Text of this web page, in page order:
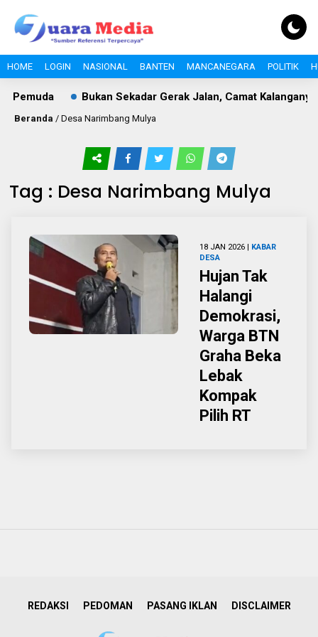
HOME LOGIN NASIONAL BANTEN MANCANEGARA POLITIK
Pemuda Bukan Sekadar Gerak Jalan, Camat
Beranda / Desa Narimbang Mulya
Tag : Desa Narimbang Mulya
18 JAN 2026 | KABAR
DESA
Hujan Tak
Halangi
Demokrasi,
Warga BTN
Graha Beka
Lebak
Kompak
Pilih RT
REDAKSI PEDOMAN PASANG IKLAN DISCLAIMER